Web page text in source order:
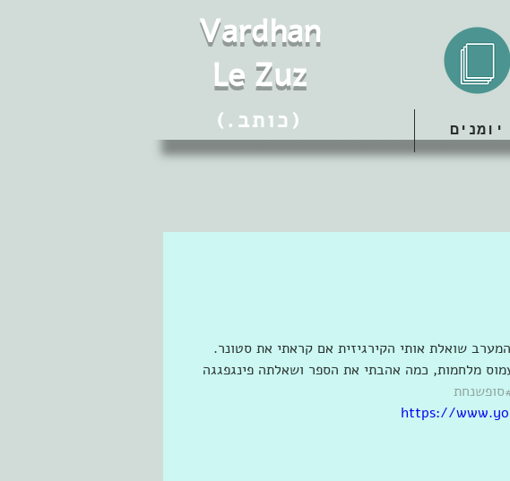
Vardhan
Le Zuz
(.כותב) יומנים
שואלת אותי הקירגיזית אם קראתי את סטונר.
מלחמות, כמה אהבתי את הספר ושאלתה פינגפגגה
https://